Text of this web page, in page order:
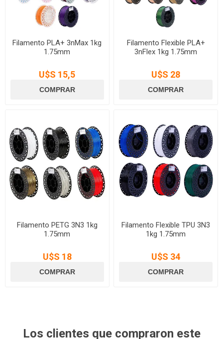
Filamento PLA+ 3nMax 1kg
1.75mm
U$S 15,5
Filamento Flexible PLA+
3nFlex 1kg 1.75mm
U$S 28
Filamento PETG 3N3 1kg
1.75mm
U$S 18
Filamento Flexible TPU 3N3
1kg 1.75mm
U$S 34
Los clientes que compraron este